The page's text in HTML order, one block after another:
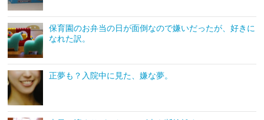
保育園のお弁当の日が面倒なので嫌いだったが、好きに
なれた訳。
正夢も？入院中に見た、嫌な夢。